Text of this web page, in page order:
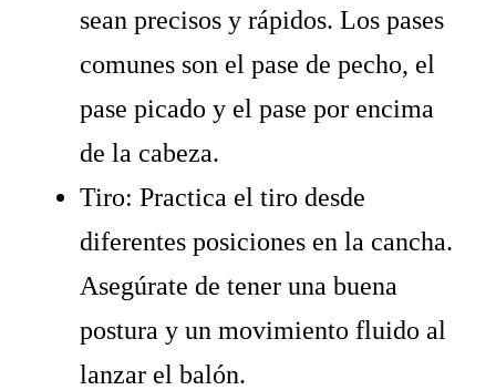
sean precisos y rápidos. Los pases
comunes son el pase de pecho, el
pase picado y el pase por encima
de la cabeza.
Tiro: Practica el tiro desde
diferentes posiciones en la cancha.
Asegúrate de tener una buena
postura y un movimiento fluido al
lanzar el balón.